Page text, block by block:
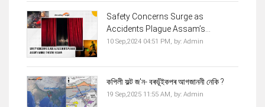
Safety Concerns Surge as
Accidents Plague Assam’s...
10 Sep,2024 04:51 PM, by: Admin
কপিলী ফল্ট জ'ন- বৰভূঁইকপৰ আগজাননী নেকি ?
19 Sep,2025 11:55 AM, by: Admin